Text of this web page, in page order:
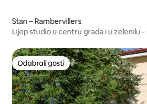
Stan – Rambervillers
Lijep studio u centru grada i u zelenilu
Odabrali gosti
Odabrali gosti